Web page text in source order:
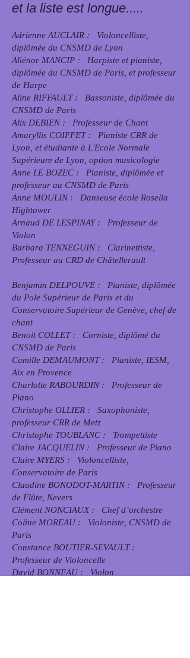
et la liste est longue.....
Adrienne AUCLAIR : Violoncelliste,
diplômée du CNSMD de Lyon
Aliénor MANCIP : Harpiste et pianiste,
diplômée du CNSMD de Paris, et professeur
de Harpe
Aline RIFFAULT : Bassoniste, diplômée du
CNSMD de Paris
Alix DEBIEN : Professeur de Chant
Amaryllis COIFFET : Pianiste CRR de
Lyon, et étudiante à L'Ecole Normale
Supérieure de Lyon, option musicologie
Anne LE BOZEC : Pianiste, diplômée et
professeur au CNSMD de Paris
Anne MOULIN : Danseuse école Rosella
Hightower
Arnaud DE LESPINAY : Professeur de
Violon
Barbara TENNEGUIN : Clarinettiste,
Professeur au CRD de Châtellerault
Benjamin DELPOUVE : Pianiste, diplômée
du Pole Supérieur de Paris et du
Conservatoire Supérieur de Genève, chef de
chant
Benoit COLLET : Corniste, diplômé du
CNSMD de Paris
Camille DEMAUMONT : Pianiste, IESM,
Aix en Provence
Charlotte RABOURDIN : Professeur de
Piano
Christophe OLLIER : Saxophoniste,
professeur CRR de Metz
Christophe TOUBLANC : Trompettiste
Claire JACQUELIN : Professeur de Piano
Claire MYERS : Violoncelliste,
Conservatoire de Paris
Claudine BONODOT-MARTIN : Professeur
de Flûte, Nevers
Clément NONCIAUX : Chef d’orchestre
Coline MOREAU : Violoniste, CNSMD de
Paris
Constance BOUTIER-SEVAULT :
Professeur de Violoncelle
David BONNEAU : Violon